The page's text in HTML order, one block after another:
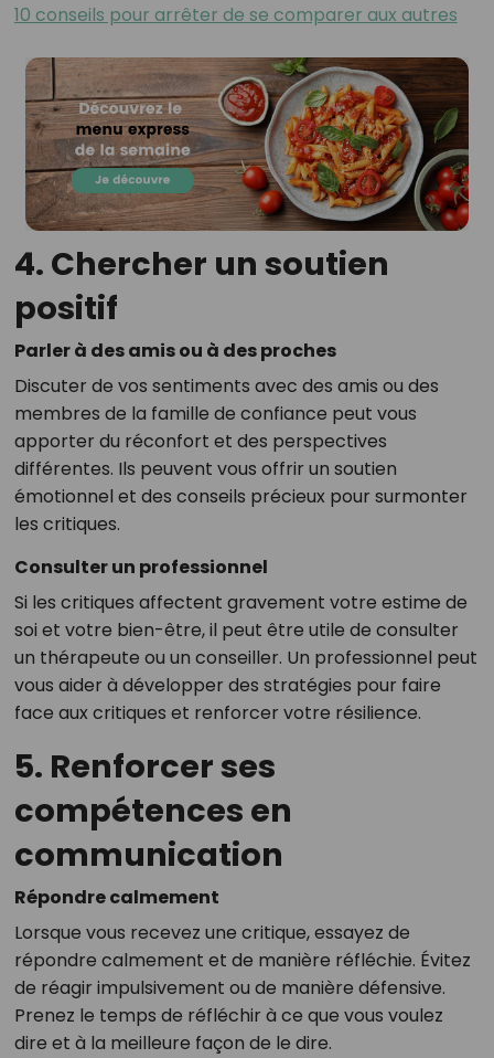
10 conseils pour arrêter de se comparer aux autres
4. Chercher un soutien
positif
Parler à des amis ou à des proches
Discuter de vos sentiments avec des amis ou des
membres de la famille de confiance peut vous
apporter du réconfort et des perspectives
différentes. Ils peuvent vous offrir un soutien
émotionnel et des conseils précieux pour surmonter
les critiques.
Consulter un professionnel
Si les critiques affectent gravement votre estime de
soi et votre bien-être, il peut être utile de consulter
un thérapeute ou un conseiller. Un professionnel peut
vous aider à développer des stratégies pour faire
face aux critiques et renforcer votre résilience.
5. Renforcer ses
compétences en
communication
Répondre calmement
Lorsque vous recevez une critique, essayez de
répondre calmement et de manière réfléchie. Évitez
de réagir impulsivement ou de manière défensive.
Prenez le temps de réfléchir à ce que vous voulez
dire et à la meilleure façon de le dire.